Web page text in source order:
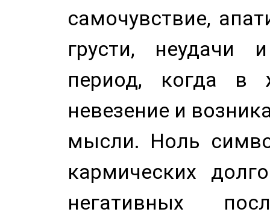
самочувствие,
грусти, неудачи
период, когда в
невезение и
мысли. Ноль
кармических
негативных